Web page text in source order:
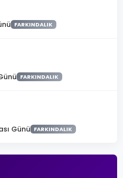
FARKINDALIK
FARKINDALIK
Günü FARKINDALIK